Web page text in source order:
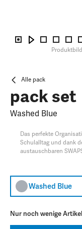
Alle pack
pack set
Washed Blue
Das perfekte
Schulalltag und dank
austauschbaren
Washed Blue
Nur noch wenige